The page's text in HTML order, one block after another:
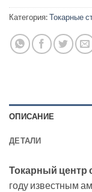
Категория:Токарные
ОПИСАНИЕ
ДЕТАЛИ
Токарный центр
году известным